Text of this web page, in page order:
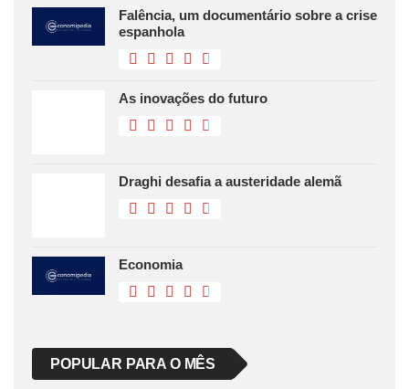
Falência, um documentário sobre a crise
espanhola
As inovações do futuro
Draghi desafia a austeridade alemã
Economia
POPULAR PARA O MÊS